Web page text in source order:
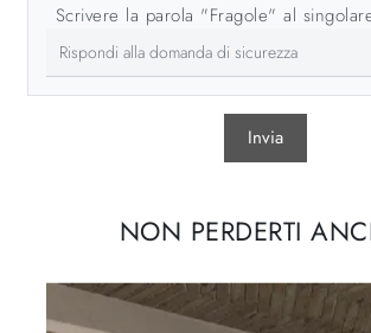
Scrivere la parola "Fragole" al
Invia
NON PERDERTI